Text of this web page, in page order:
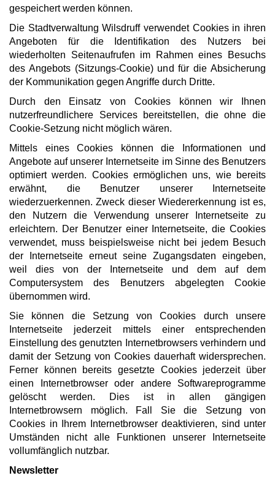
gespeichert werden können.
Die Stadtverwaltung Wilsdruff verwendet Cookies in ihren
Angeboten für die Identifikation des Nutzers bei
wiederholten Seitenaufrufen im Rahmen eines Besuchs
des Angebots (Sitzungs-Cookie) und für die Absicherung
der Kommunikation gegen Angriffe durch Dritte.
Durch den Einsatz von Cookies können wir Ihnen
nutzerfreundlichere Services bereitstellen, die ohne die
Cookie-Setzung nicht möglich wären.
Mittels eines Cookies können die Informationen und
Angebote auf unserer Internetseite im Sinne des Benutzers
optimiert werden. Cookies ermöglichen uns, wie bereits
erwähnt, die Benutzer unserer Internetseite
wiederzuerkennen. Zweck dieser Wiedererkennung ist es,
den Nutzern die Verwendung unserer Internetseite zu
erleichtern. Der Benutzer einer Internetseite, die Cookies
verwendet, muss beispielsweise nicht bei jedem Besuch
der Internetseite erneut seine Zugangsdaten eingeben,
weil dies von der Internetseite und dem auf dem
Computersystem des Benutzers abgelegten Cookie
übernommen wird.
Sie können die Setzung von Cookies durch unsere
Internetseite jederzeit mittels einer entsprechenden
Einstellung des genutzten Internetbrowsers verhindern und
damit der Setzung von Cookies dauerhaft widersprechen.
Ferner können bereits gesetzte Cookies jederzeit über
einen Internetbrowser oder andere Softwareprogramme
gelöscht werden. Dies ist in allen gängigen
Internetbrowsern möglich. Fall Sie die Setzung von
Cookies in Ihrem Internetbrowser deaktivieren, sind unter
Umständen nicht alle Funktionen unserer Internetseite
vollumfänglich nutzbar.
Newsletter